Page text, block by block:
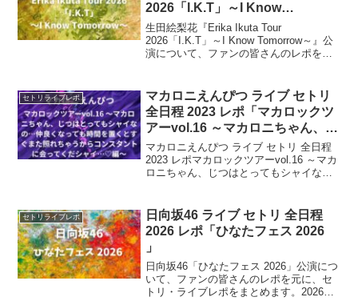
2026「I.K.T」～I Know
Tomorrow～』
生田絵梨花『Erika Ikuta Tour
2026「I.K.T」～I Know Tomorrow～』公
演について、ファンの皆さんのレポを元
年4月22日にリリース予定の初フルアルバ
ムを携えた、全国5都市6公演。
セトリライブレポ
マカロニえんぴつ ライブ セトリ
全日程 2023 レポ「マカロックツ
アーvol.16 ～マカロニちゃん、じ
つはとってもシャイなの…仲良く
なっても時間を置くとすぐまた照
れちゃうからコンスタントに会っ
マカロニえんぴつ ライブ セトリ 全日程
2023 レポマカロックツアーvol.16 ～マカ
ロニちゃん、じつはとってもシャイな
くだシャイ…♡編〜2023年 9月16日、...
セトリライブレポ
日向坂46 ライブ セトリ 全日程
2026 レポ「ひなたフェス 2026
」
日向坂46「ひなたフェス 2026」公演につ
いて、ファンの皆さんのレポを元に、セ
トリ・ライブレポをまとめます。2026年9